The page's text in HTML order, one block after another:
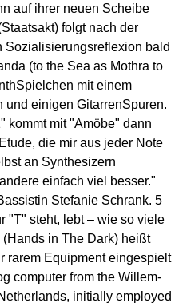
auf ihrer neuen Scheibe
folgt nach der
bald
(to the Sea as Mothra to
mit einem
und einigen GitarrenSpuren.
kommt mit "Amöbe" dann
die mir aus jeder Note
an Synthesizern
einfach viel besser."
Stefanie Schrank. 5
"T" steht, lebt – wie so viele
(Hands in The Dark) heißt
rarem Equipment eingespielt
computer from the Willem-
initially employed